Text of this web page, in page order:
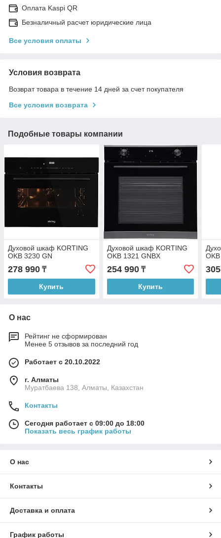
Оплата Kaspi QR
Безналичный расчет юридические лица
Все условия оплаты
Условия возврата
Возврат товара в течение 14 дней за счет покупателя
Все условия возврата
Подобные товары компании
Духовой шкаф KORTING
OKB 3230 GN
278 990 ₸
Купить
Духовой шкаф KORTING
OKB 1321 GNBX
254 990₸
Купить
О нас
Рейтинг не сформирован
Менее 5 отзывов за последний год
Работает с 20.10.2022
г. Алматы
Муратбаева 138, Алматы, Казахстан
Контакты
Сегодня работает с 09:00 до 18:00
Показать весь график работы
О нас
Контакты
Доставка и оплата
График работы